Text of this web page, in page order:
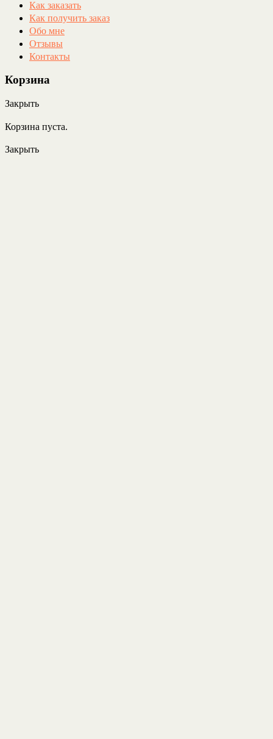
Как заказать
Как получить заказ
Обо мне
Отзывы
Контакты
Корзина
Закрыть
Корзина пуста.
Закрыть